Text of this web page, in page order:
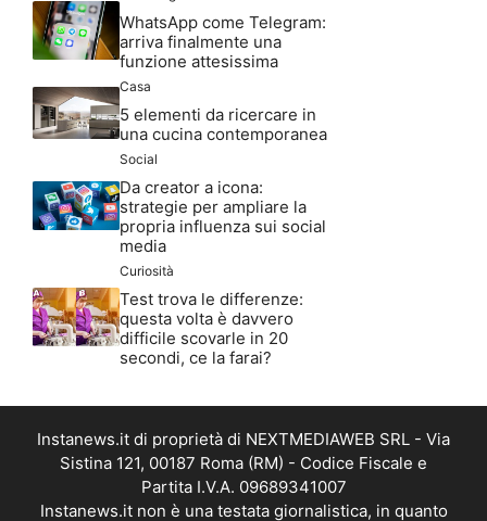
WhatsApp come Telegram:
arriva finalmente una
funzione attesissima
Casa
5 elementi da ricercare in
una cucina contemporanea
Social
Da creator a icona:
strategie per ampliare la
propria influenza sui social
media
Curiosità
Test trova le differenze:
questa volta è davvero
difficile scovarle in 20
secondi, ce la farai?
Instanews.it di proprietà di NEXTMEDIAWEB SRL - Via
Sistina 121, 00187 Roma (RM) - Codice Fiscale e
Partita I.V.A. 09689341007
Instanews.it non è una testata giornalistica, in quanto